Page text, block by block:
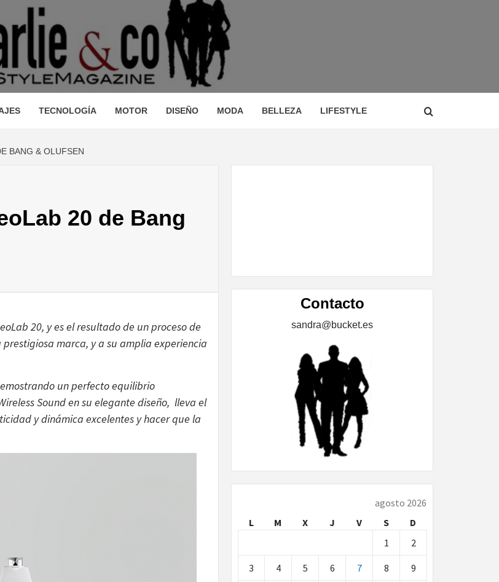
DE
OCIO,
MOTOR,
MOTOR, TECNOLOGÍA, DISEÑO…
TECNOLOGÍA MOTOR DISEÑO MODA BELLEZA LIFESTYLE
BANG & OLUFSEN
20 de Bang
20, y es el resultado de un proceso de
marca, y a su amplia experiencia
un perfecto equilibrio
Sound en su elegante diseño, lleva el
y dinámica excelentes y hacer que la
Contacto
sandra@bucket.es
agosto 2026
L
M X J V S
D
1
2
3 4 5 6 7 8 9